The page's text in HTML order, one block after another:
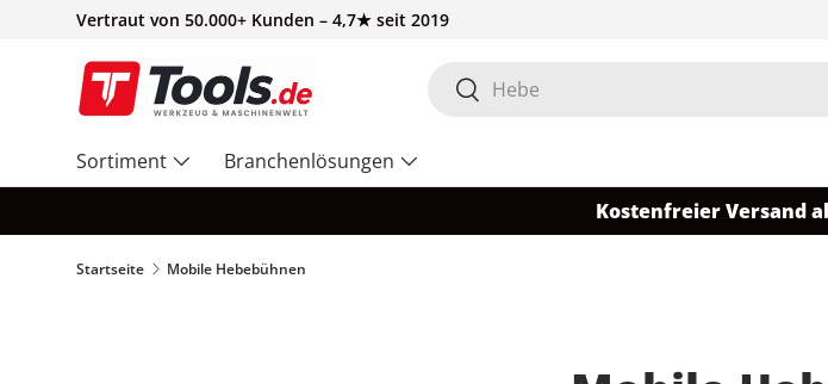
Vertraut von 50.000+ Kunden – 4,7★ seit 2019
Suchen
Suchen
Sortiment Branchenlösungen
Kostenfreier Versand
Startseite Mobile Hebebühnen